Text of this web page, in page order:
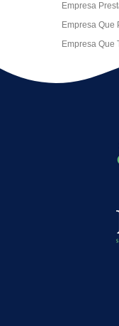
Empresa
Empresa Que
Empresa Que
Empresa
Empresa de
Empresa de
Empresa de
Empresa de
Empresa de
Empresa de
Empresa de
Empresa de
Empresa de
Empresa de